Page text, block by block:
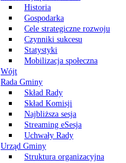
Historia
Gospodarka
Cele strategiczne rozwoju
Czynniki sukcesu
Statystyki
Mobilizacja społeczna
Wójt
Rada Gminy
Skład Rady
Skład Komisji
Najbliższa sesja
Streaming eSesja
Uchwały Rady
Urząd Gminy
Struktura organizacyjna